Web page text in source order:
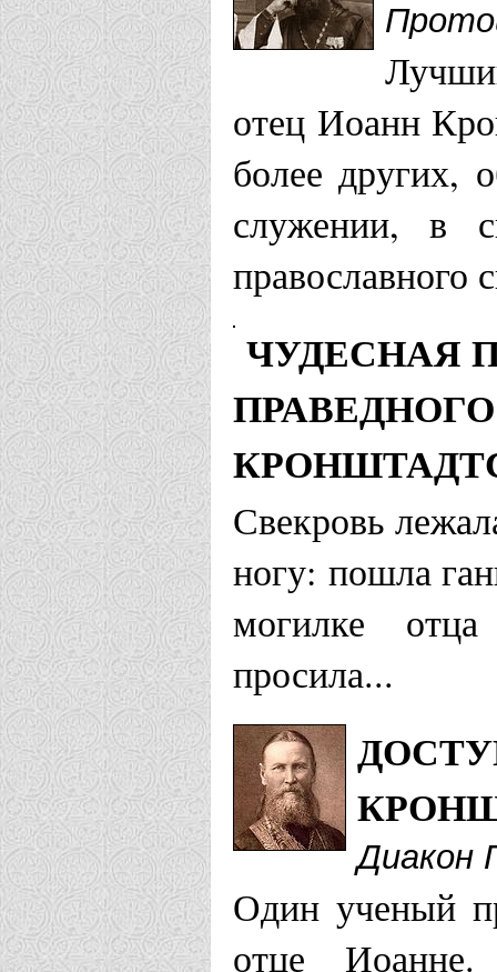
Храм св.
Храм
Ольховка
Храм
Северка
Елецкая
Храм
Енисейская
Храм св.
отец Иоанн
более других,
служении, в
православного
ЧУДЕСНАЯ
Свекровь
ногу: пошла
могилке
просила...
Диакон
Один ученый
отце